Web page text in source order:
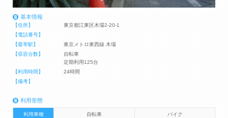
基本情報
【住所】
東京都江東区木場2-20-1
【電話番号】
【最寄駅】
東京メトロ東西線 木場
【収容台数】
自転車
定期利用125台
【利用時間】
24時間
【備考】
利用形態
利用車種 自転車 バイク